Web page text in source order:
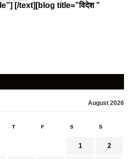
[/text][blog title=”विदेश ”
August 2026
T F S S
1 2